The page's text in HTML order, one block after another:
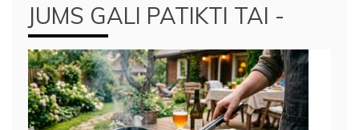
JUMS GALI PATIKTI TAI -